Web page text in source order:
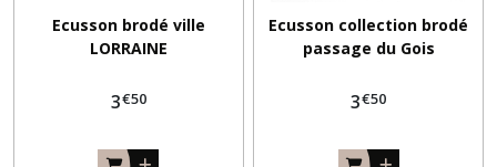
Ecusson brodé ville
LORRAINE
3€50
Ecusson collection brodé
passage du Gois
3€50